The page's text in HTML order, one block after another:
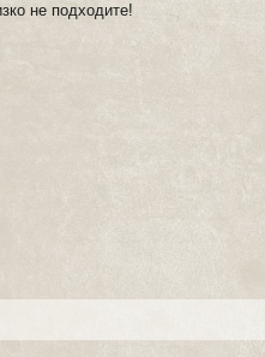
не подходите!